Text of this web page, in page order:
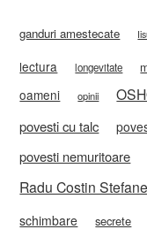
ganduri amestecate
lectura longevitate
oameni opinii
povesti cu talc
povesti nemuritoare
Radu Costin
schimbare secrete